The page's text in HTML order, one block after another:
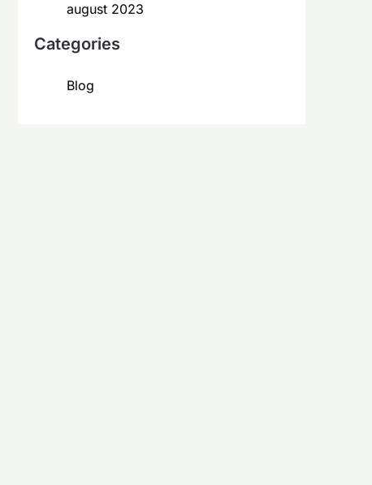
august 2023
Categories
Blog